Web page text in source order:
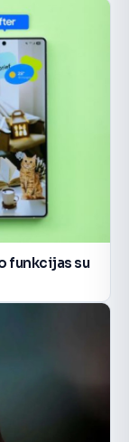
funkcijas su